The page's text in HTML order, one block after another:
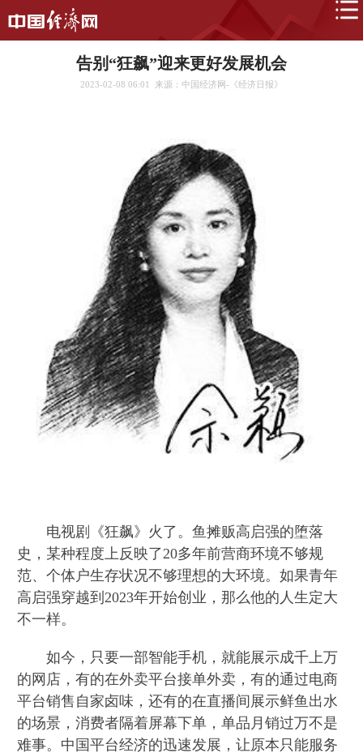
告别“狂飙”迎来更好发展机会
2023-02-08 06:01 来源：中国经济网-《经济日报》
电视剧《狂飙》火了。鱼摊贩高启强的堕落
史，某种程度上反映了20多年前营商环境不够规
范、个体户生存状况不够理想的大环境。如果青年
高启强穿越到2023年开始创业，那么他的人生定大
不一样。
如今，只要一部智能手机，就能展示成千上万
的网店，有的在外卖平台接单外卖，有的通过电商
平台销售自家卤味，还有的在直播间展示鲜鱼出水
的场景，消费者隔着屏幕下单，单品月销过万不是
难事。中国平台经济的迅速发展，让原本只能服务